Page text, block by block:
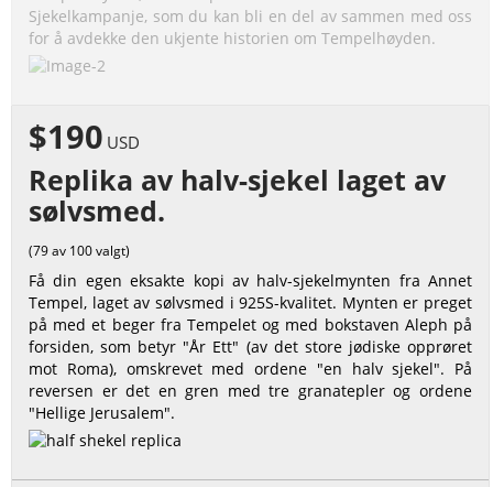
Sjekelkampanje, som du kan bli en del av sammen med oss
for å avdekke den ukjente historien om Tempelhøyden.
$190 USD
Replika av halv-sjekel laget av
sølvsmed.
(79 av 100 valgt)
Få din egen eksakte kopi av halv-sjekelmynten fra Annet
Tempel, laget av sølvsmed i 925S-kvalitet. Mynten er preget
på med et beger fra Tempelet og med bokstaven Aleph på
forsiden, som betyr "År Ett" (av det store jødiske opprøret
mot Roma), omskrevet med ordene "en halv sjekel". På
reversen er det en gren med tre granatepler og ordene
"Hellige Jerusalem".